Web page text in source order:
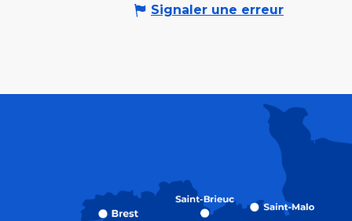
Signaler une erreur